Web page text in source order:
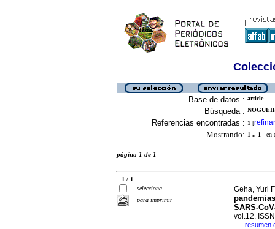
Base de datos : article
Búsqueda :
Referencias encontradas : 1 [refinar
Mostrando: 1 .. 1 en
página 1 de 1
1 / 1
selecciona
para imprimir
Geha, Yuri
SARS-
vol.12.
· resumen